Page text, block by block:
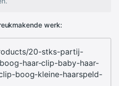
werk: